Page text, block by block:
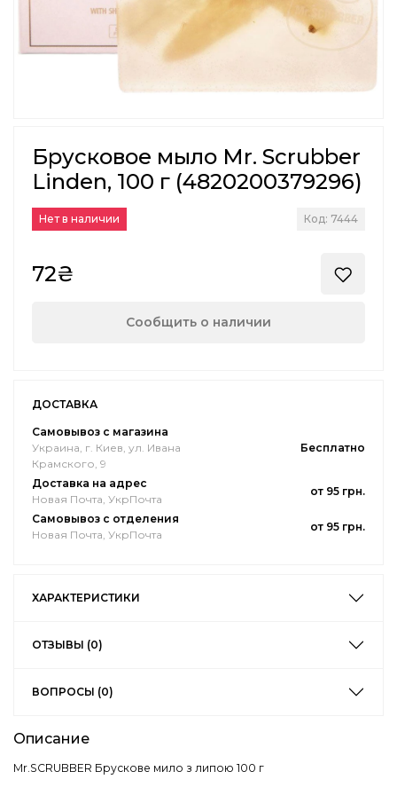
Брусковое мыло Mr. Scrubber
Linden, 100 г (4820200379296)
Нет в наличии Код: 7444
72₴
Сообщить о наличии
ДОСТАВКА
Самовывоз с магазина
Украина, г. Киев, ул. Ивана
Крамского, 9
Бесплатно
Доставка на адрес
Новая Почта, УкрПочта
от 95 грн.
Самовывоз с отделения
Новая Почта, УкрПочта
от 95 грн.
ХАРАКТЕРИСТИКИ
ОТЗЫВЫ (0)
ВОПРОСЫ (0)
Описание
Mr.SCRUBBER Брускове мило з липою 100 г